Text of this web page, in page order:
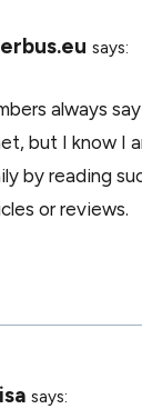
says:
always
but I know I
by reading
or reviews.
says: